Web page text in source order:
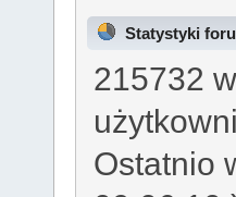
Statystyki
215732
Ostatnio